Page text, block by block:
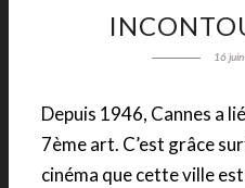
16
Depuis 1946, Cannes a
7ème art. C’est grâce
cinéma que cette ville